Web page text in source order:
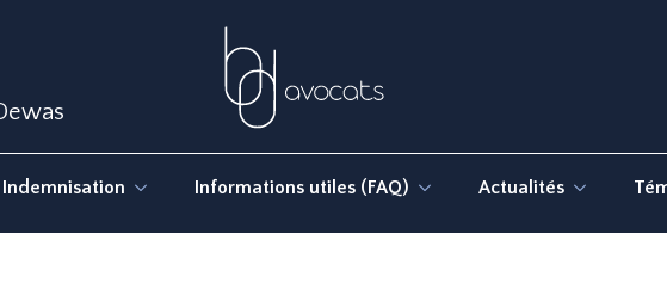
Indemnisation Informations utiles (FAQ) Actualités